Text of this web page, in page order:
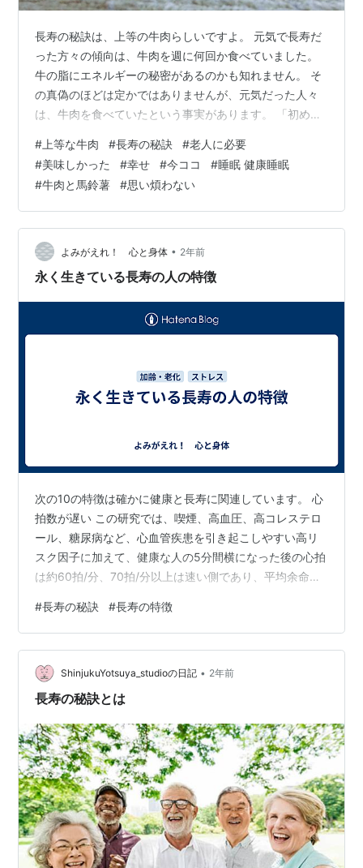
長寿の秘訣は、上等の牛肉らしいですよ。 元気で長寿だ
った方々の傾向は、牛肉を週に何回か食べていました。
牛の脂にエネルギーの秘密があるのかも知れません。 そ
の真偽のほどは定かではありませんが、元気だった人々
は、牛肉を食べていたという事実があります。 「初めて
上等の牛肉」という小見出しに目を奪われました。 「ほ
ら、やっぱり牛肉だ。」という感じです。 高齢になる
と、食欲にも波が出てくる様子です。 食生活や睡眠な
ど、ベストでなくても、ある程度の質を維持できていれ
ば問題にしない方が良いのでしょう。 でも、繊細な人
は、神経質なほどに、昨晩、眠れなかった…
# 上等な牛肉 #長寿の秘訣 #老人に必要
#美味しかった #幸せ #今ココ #睡眠 健康睡眠
#牛肉と馬鈴薯 #思い煩わない
よみがえれ！ 心と身体 • 2年前
永く生きている長寿の人の特徴
次の10の特徴は確かに健康と長寿に関連しています。 心
拍数が遅い この研究では、喫煙、高血圧、高コレステロ
ール、糖尿病など、心血管疾患を引き起こしやすい高リ
スク因子に加えて、健康な人の5分間横になった後の心拍
は約60拍/分、70拍/分以上は速い側であり、平均余命は
がわかりました。 心拍が70~89拍/分の人の平均余命は3
年6か月です。 90~99回/分、8年の寿命短縮。 毎分100
回を超えると、寿命が13年短くなる可能性があります。
人間の一生の総心拍数は約25億回で、毎分60回の心拍の
人に比べて、毎分90回の心拍の人は20年で3億倍も鼓動
#長寿の秘訣 #長寿の特徴
ShinjukuYotsuya_studioの日記 • 2年前
長寿の秘訣とは